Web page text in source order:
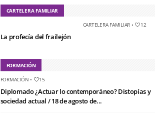
CARTELERA FAMILIAR
CARTELERA FAMILIAR • 12
La profecía del frailejón
FORMACIÓN
FORMACIÓN • 15
Diplomado ¿Actuar lo contemporáneo? Distopías y
sociedad actual / 18 de agosto de...